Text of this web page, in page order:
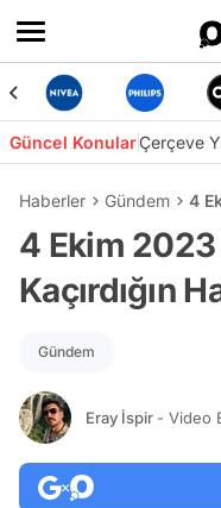
Güncel KonularÇerçeve
Haberler Gündem 4
4 Ekim 2023
Kaçırdığın
Gündem
Eray İspir - Video